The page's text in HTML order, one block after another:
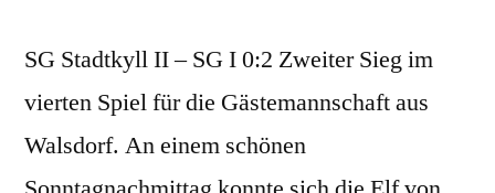
SG Stadtkyll II – SG I 0:2 Zweiter Sieg im
vierten Spiel für die Gästemannschaft aus
Walsdorf. An einem schönen